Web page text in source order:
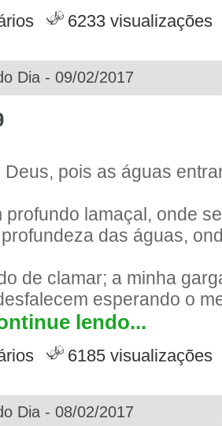
6233 visualizações
Dia - 09/02/2017
Deus, pois as águas
profundo lamaçal, onde
das águas,
de clamar; a minha
esperando o
lendo...
6185 visualizações
Dia - 08/02/2017